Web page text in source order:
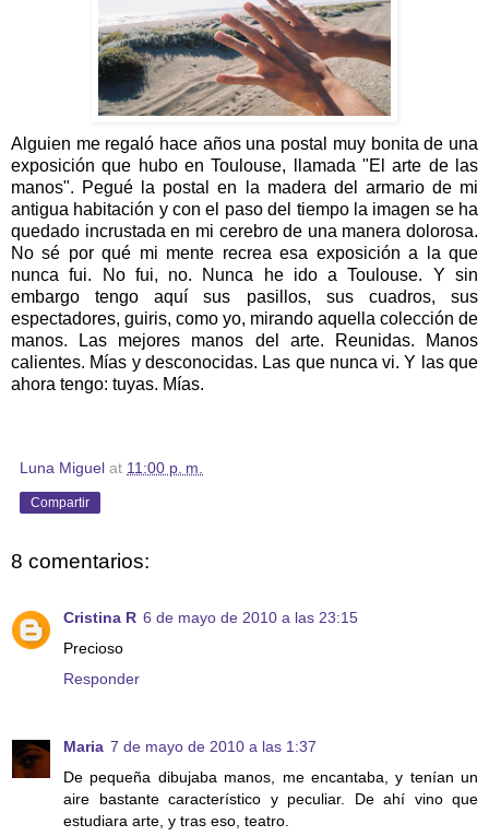
Alguien me regaló hace años una postal muy bonita de una
exposición que hubo en Toulouse, llamada "El arte de las
manos". Pegué la postal en la madera del armario de mi
antigua habitación y con el paso del tiempo la imagen se ha
quedado incrustada en mi cerebro de una manera dolorosa.
No sé por qué mi mente recrea esa exposición a la que
nunca fui. No fui, no. Nunca he ido a Toulouse. Y sin
embargo tengo aquí sus pasillos, sus cuadros, sus
espectadores, guiris, como yo, mirando aquella colección de
manos. Las mejores manos del arte. Reunidas. Manos
calientes. Mías y desconocidas. Las que nunca vi. Y las que
ahora tengo: tuyas. Mías.
Luna Miguel at 11:00 p. m.
Compartir
8 comentarios:
Cristina R 6 de mayo de 2010 a las 23:15
Precioso
Responder
Maria 7 de mayo de 2010 a las 1:37
De pequeña dibujaba manos, me encantaba, y tenían un
aire bastante característico y peculiar. De ahí vino que
estudiara arte, y tras eso, teatro.